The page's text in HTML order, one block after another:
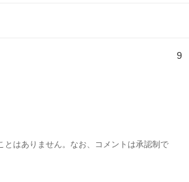
9
とはありません。なお、コメントは承認制で